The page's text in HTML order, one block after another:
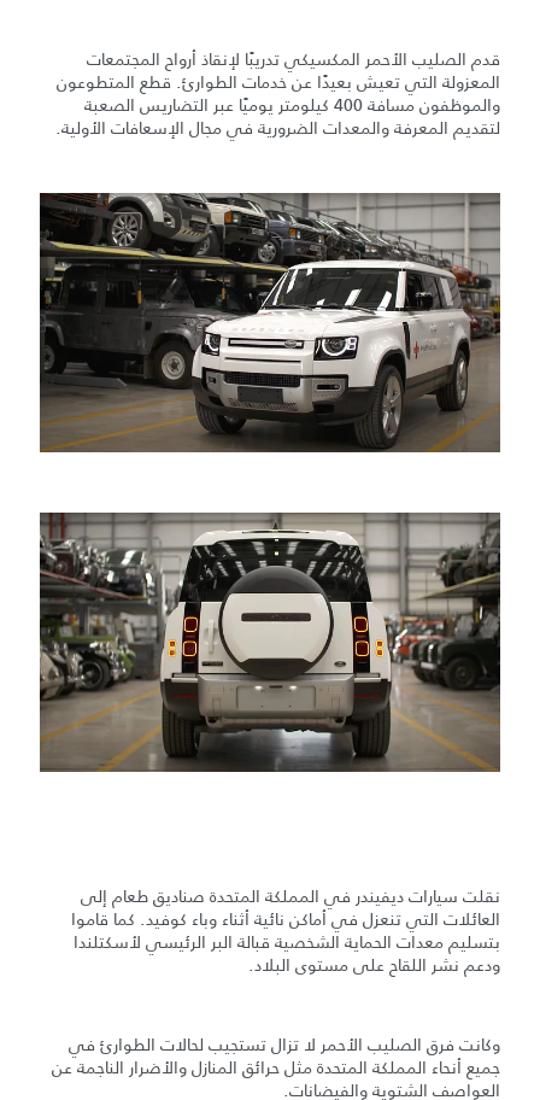
قدم الصليب الأحمر المكسيكي تدريبًا لإنقاذ أرواح المجتمعات
المعزولة التي تعيش بعيدًا عن خدمات الطوارئ. قطع المتطوعون
والموظفون مسافة 400 كيلومتر يوميًا عبر التضاريس الصعبة
لتقديم المعرفة والمعدات الضرورية في مجال الإسعافات الأولية.
نقلت سيارات ديفيندر في المملكة المتحدة صناديق طعام إلى
العائلات التي تنعزل في أماكن نائية أثناء وباء كوفيد. كما قاموا
بتسليم معدات الحماية الشخصية قبالة البر الرئيسي لأسكتلندا
ودعم نشر اللقاح على مستوى البلاد.
وكانت فرق الصليب الأحمر لا تزال تستجيب لحالات الطوارئ في
جميع أنحاء المملكة المتحدة مثل حرائق المنازل والأضرار الناجمة عن
العواصف الشتوية والفيضانات.